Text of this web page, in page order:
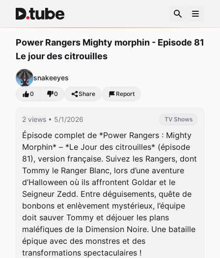
Power Rangers Mighty morphin - Episode 81
Le jour des citrouilles
snakeeyes
0 0 Share Report
2 views • 5/1/2026 TV Shows
Épisode complet de *Power Rangers : Mighty
Morphin* – *Le Jour des citrouilles* (épisode
81), version française. Suivez les Rangers, dont
Tommy le Ranger Blanc, lors d’une aventure
d’Halloween où ils affrontent Goldar et le
Seigneur Zedd. Entre déguisements, quête de
bonbons et enlèvement mystérieux, l’équipe
doit sauver Tommy et déjouer les plans
maléfiques de la Dimension Noire. Une bataille
épique avec des monstres et des
transformations spectaculaires !